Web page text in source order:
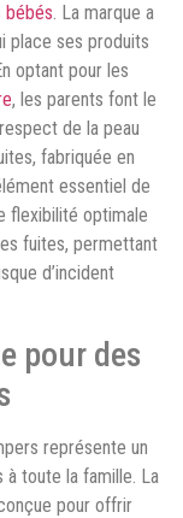
bébés. La marque a
place ses produits
optant pour les
, les parents font le
de la peau
fabriquée en
essentiel de
flexibilité optimale
fuites, permettant
d’incident
pour des
représente un
toute la famille. La
pour offrir